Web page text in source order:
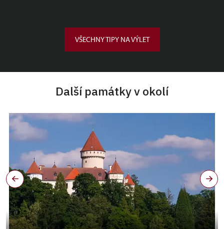
VŠECHNY TIPY NA VÝLET
Další památky v okolí